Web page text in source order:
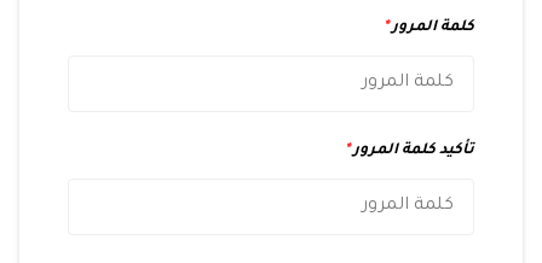
كلمة المرور*
تأكيد كلمة المرور*